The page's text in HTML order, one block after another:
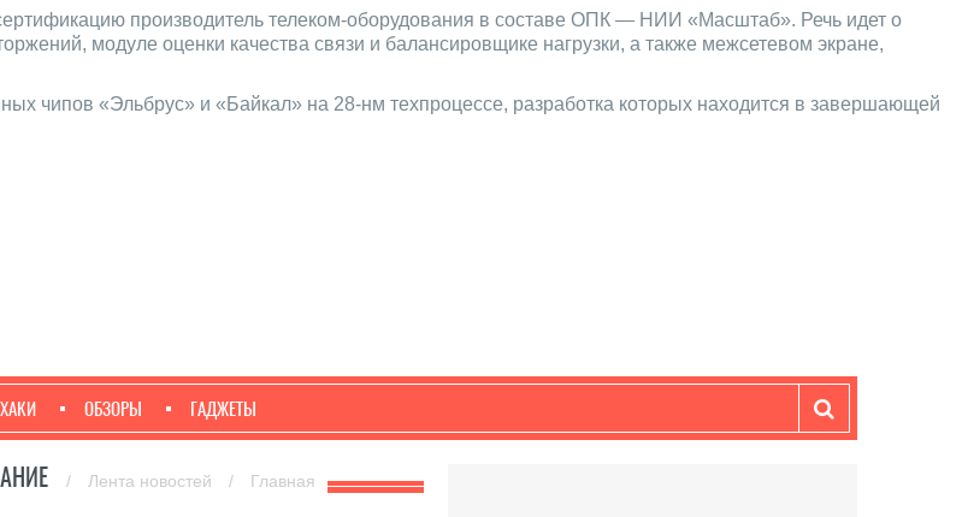
производитель телеком-оборудования в составе ОПК — НИИ «Масштаб». Речь идет о
модуле оценки качества связи и балансировщике нагрузки, а также межсетевом экране,
чипов «Эльбрус» и «Байкал» на 28-нм техпроцессе, разработка которых находится в завершающей
ОБЗОРЫ ГАДЖЕТЫ
/ Лента новостей / Главная